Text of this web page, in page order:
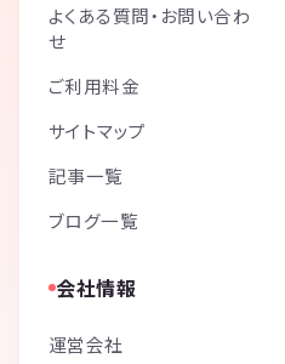
よくある質問・お問い合わ
せ
ご利用料金
サイトマップ
記事一覧
ブログ一覧
会社情報
運営会社